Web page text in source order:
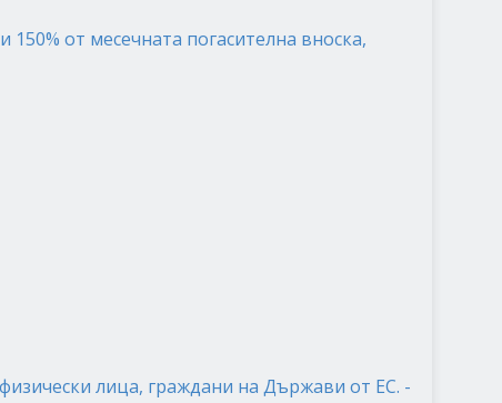
от месечната погасителна вноска,
лица, граждани на Държави от ЕС. -